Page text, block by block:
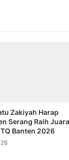
Zakiyah Harap
Serang Raih Juara
Banten 2026